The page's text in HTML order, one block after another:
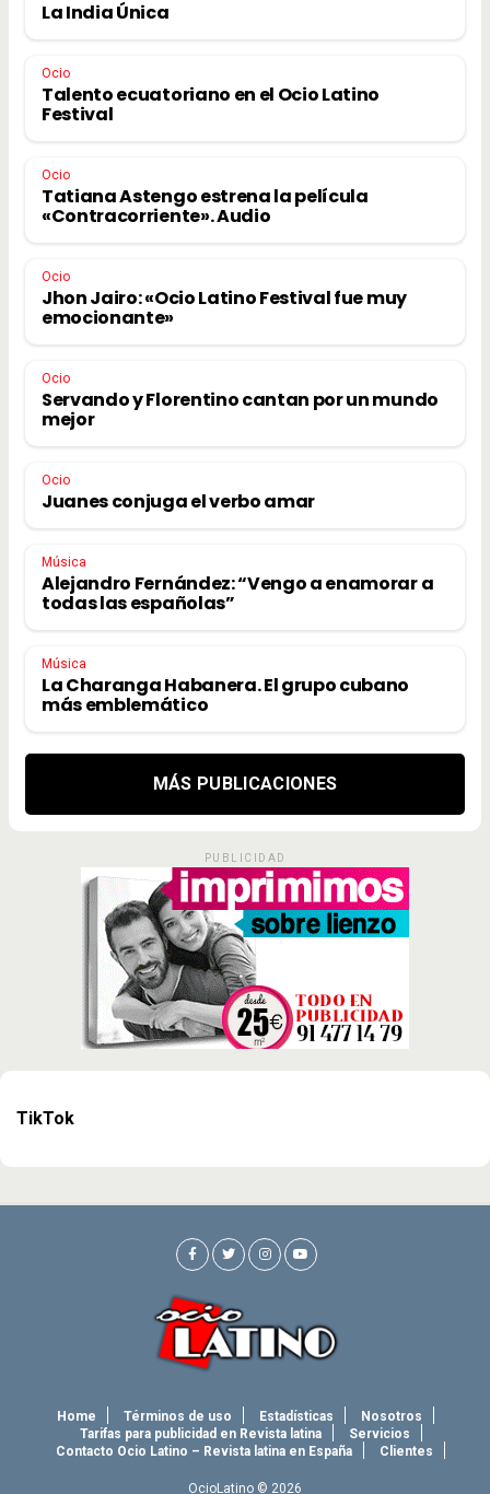
La India Única
Ocio
Talento ecuatoriano en el Ocio Latino
Festival
Ocio
Tatiana Astengo estrena la película
«Contracorriente». Audio
Ocio
Jhon Jairo: «Ocio Latino Festival fue muy
emocionante»
Ocio
Servando y Florentino cantan por un mundo
mejor
Ocio
Juanes conjuga el verbo amar
Música
Alejandro Fernández: “Vengo a enamorar a
todas las españolas”
Música
La Charanga Habanera. El grupo cubano
más emblemático
MÁS PUBLICACIONES
PUBLICIDAD
TikTok
Home Términos de uso Estadísticas
Nosotros
Tarifas para publicidad en Revista latina
Servicios
Contacto Ocio Latino – Revista latina en España
Clientes
OcioLatino © 2026